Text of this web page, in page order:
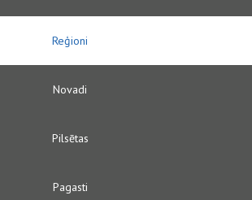
Reģioni
Novadi
Pilsētas
Pagasti